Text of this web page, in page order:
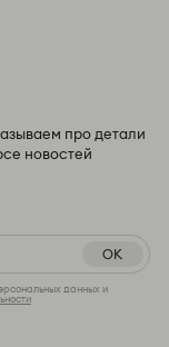
про детали
новостей
OK
данных и